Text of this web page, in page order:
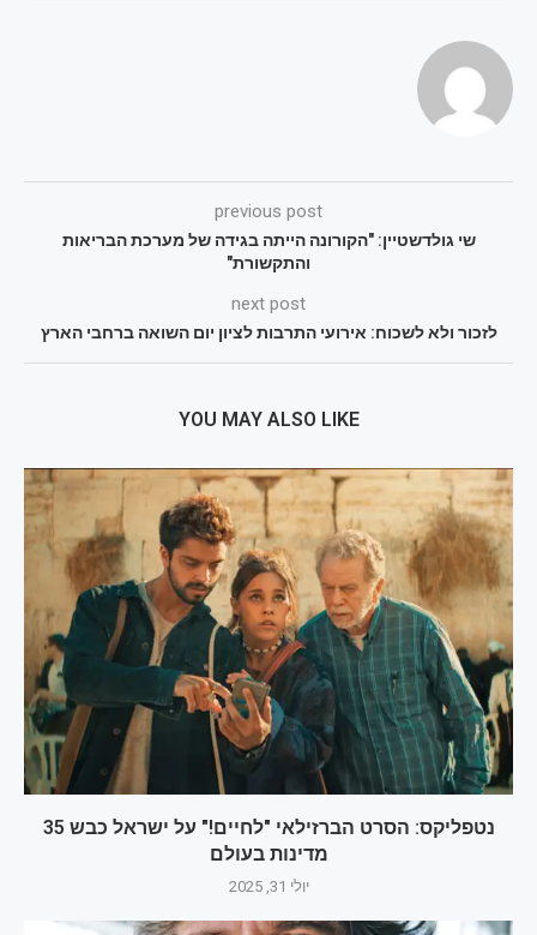
previous post
שי גולדשטיין: "הקורונה הייתה בגידה של מערכת הבריאות
והתקשורת"
next post
לזכור ולא לשכוח: אירועי התרבות לציון יום השואה ברחבי הארץ
YOU MAY ALSO LIKE
נטפליקס: הסרט הברזילאי "לחיים!" על ישראל כבש 35
מדינות בעולם
יולי 31, 2025